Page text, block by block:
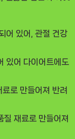
어 있어, 관절 건강
있어 다이어트에도
료로 만들어져 반려
질 재료로 만들어져